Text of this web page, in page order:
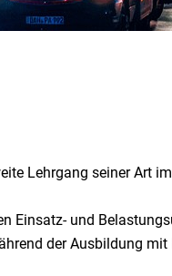
Lehrgang seiner Art
Einsatz- und
der Ausbildung mit